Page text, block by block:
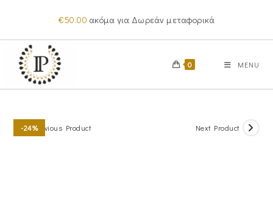
content
€50.00 ακόμα για Δωρεάν μεταφορικά
0 MENU
-24%Previous Product Next Product